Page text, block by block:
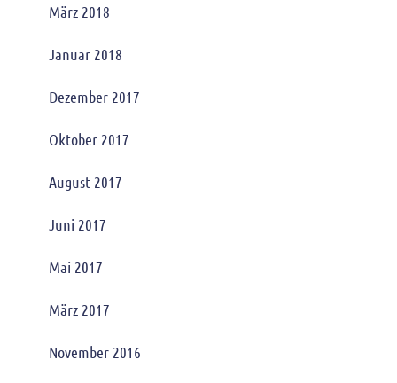
März 2018
Januar 2018
Dezember 2017
Oktober 2017
August 2017
Juni 2017
Mai 2017
März 2017
November 2016